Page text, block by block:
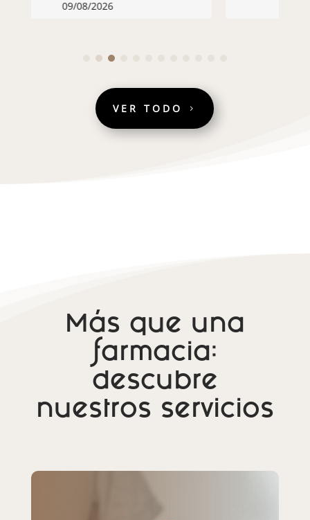
VER TODO
Más que una
farmacia:
descubre
nuestros servicios